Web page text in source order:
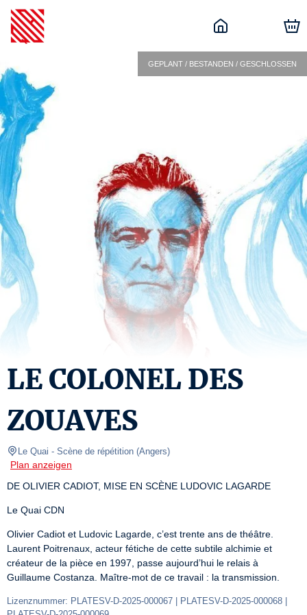
GEPLANT / BESTANDEN / GESCHLOSSEN
LE COLONEL DES
ZOUAVES
Le Quai - Scène de répétition (Angers)
Plan anzeigen
DE OLIVIER CADIOT, MISE EN SCÈNE LUDOVIC LAGARDE
Le Quai CDN
Olivier Cadiot et Ludovic Lagarde, c’est trente ans de théâtre.
Laurent Poitrenaux, acteur fétiche de cette subtile alchimie et
créateur de la pièce en 1997, passe aujourd’hui le relais à
Guillaume Costanza. Maître-mot de ce travail : la transmission.
Lizenznummer: PLATESV-D-2025-000067 | PLATESV-D-2025-000068 |